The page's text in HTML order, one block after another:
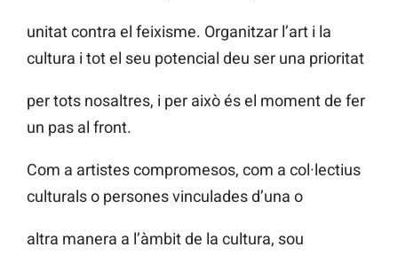
unitat contra el feixisme. Organitzar l’art i la
cultura i tot el seu potencial deu ser una prioritat
per tots nosaltres, i per això és el moment de fer
un pas al front.
Com a artistes compromesos, com a col·lectius
culturals o persones vinculades d’una o
altra manera a l’àmbit de la cultura, sou